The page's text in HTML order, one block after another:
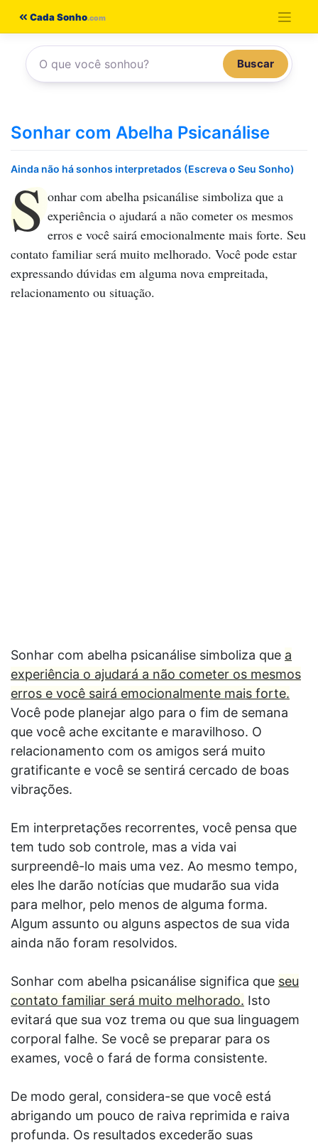
conteúdo
Cada Sonho
Buscar
Sonhar com Abelha Psicanálise
Ainda não há sonhos interpretados (Escreva o Seu Sonho)
S onhar com abelha psicanálise simboliza que a
experiência o ajudará a não cometer os mesmos
erros e você sairá emocionalmente mais forte. Seu
contato familiar será muito melhorado. Você pode estar
expressando dúvidas em alguma nova empreitada,
relacionamento ou situação.
Sonhar com abelha psicanálise simboliza que a
experiência o ajudará a não cometer os mesmos
erros e você sairá emocionalmente mais forte.
Você pode planejar algo para o fim de semana
que você ache excitante e maravilhoso. O
relacionamento com os amigos será muito
gratificante e você se sentirá cercado de boas
vibrações.
Em interpretações recorrentes, você pensa que
tem tudo sob controle, mas a vida vai
surpreendê-lo mais uma vez. Ao mesmo tempo,
eles lhe darão notícias que mudarão sua vida
para melhor, pelo menos de alguma forma.
Algum assunto ou alguns aspectos de sua vida
ainda não foram resolvidos.
Sonhar com abelha psicanálise significa que seu
contato familiar será muito melhorado. Isto
evitará que sua voz trema ou que sua linguagem
corporal falhe. Se você se preparar para os
exames, você o fará de forma consistente.
De modo geral, considera-se que você está
abrigando um pouco de raiva reprimida e raiva
profunda. Os resultados excederão suas